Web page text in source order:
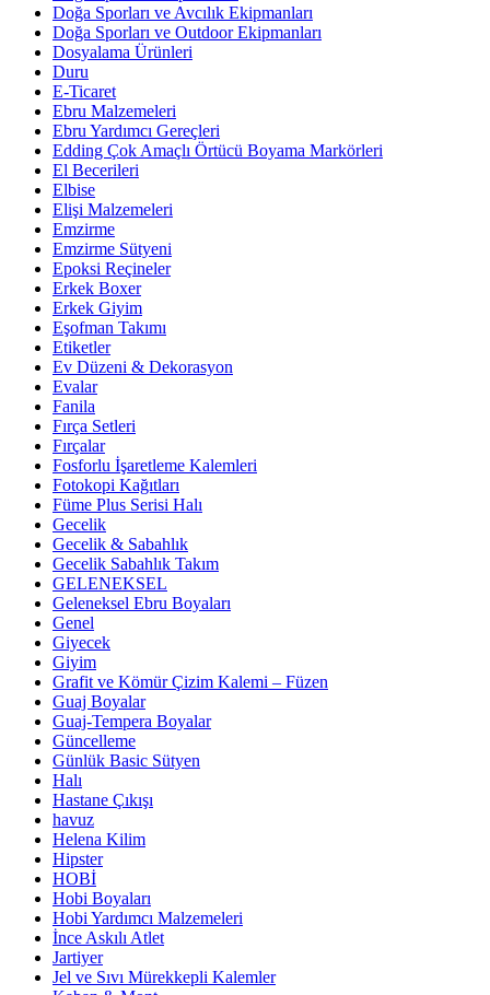
Doğa Sporları ve Avcılık Ekipmanları
Doğa Sporları ve Outdoor Ekipmanları
Dosyalama Ürünleri
Duru
E-Ticaret
Ebru Malzemeleri
Ebru Yardımcı Gereçleri
Edding Çok Amaçlı Örtücü Boyama Markörleri
El Becerileri
Elbise
Elişi Malzemeleri
Emzirme
Emzirme Sütyeni
Epoksi Reçineler
Erkek Boxer
Erkek Giyim
Eşofman Takımı
Etiketler
Ev Düzeni & Dekorasyon
Evalar
Fanila
Fırça Setleri
Fırçalar
Fosforlu İşaretleme Kalemleri
Fotokopi Kağıtları
Füme Plus Serisi Halı
Gecelik
Gecelik & Sabahlık
Gecelik Sabahlık Takım
GELENEKSEL
Geleneksel Ebru Boyaları
Genel
Giyecek
Giyim
Grafit ve Kömür Çizim Kalemi – Füzen
Guaj Boyalar
Guaj-Tempera Boyalar
Güncelleme
Günlük Basic Sütyen
Halı
Hastane Çıkışı
havuz
Helena Kilim
Hipster
HOBİ
Hobi Boyaları
Hobi Yardımcı Malzemeleri
İnce Askılı Atlet
Jartiyer
Jel ve Sıvı Mürekkepli Kalemler